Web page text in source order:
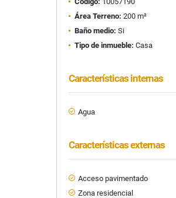
Área Terreno: 200 m²
Baño medio: Si
Tipo de inmueble: Casa
Características internas
Agua
Características externas
Acceso pavimentado
Zona residencial